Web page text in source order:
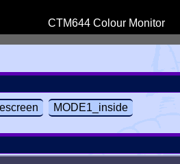
CTM644 Colour Monitor
MODE1_inside